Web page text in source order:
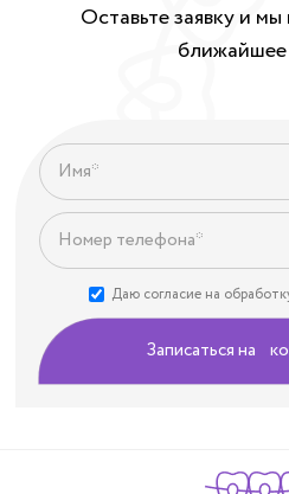
Оставьте заявку и
ближайшее
Даю согласие на
Записаться на